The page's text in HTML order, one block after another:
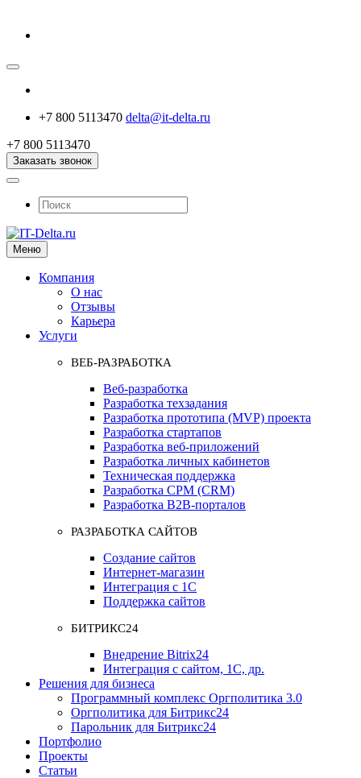
+7 800 5113470 delta@it-delta.ru
+7 800 5113470
Заказать звонок
Меню
Компания
О нас
Отзывы
Карьера
Услуги
ВЕБ-РАЗРАБОТКА
Веб-разработка
Разработка техзадания
Разработка прототипа (MVP) проекта
Разработка стартапов
Разработка веб-приложений
Разработка личных кабинетов
Техническая поддержка
Разработка СРМ (CRM)
Разработка B2B-порталов
РАЗРАБОТКА САЙТОВ
Создание сайтов
Интернет-магазин
Интеграция с 1С
Поддержка сайтов
БИТРИКС24
Внедрение Bitrix24
Интеграция с сайтом, 1С, др.
Решения для бизнеса
Программный комплекс Оргполитика 3.0
Оргполитика для Битрикс24
Парольник для Битрикс24
Портфолио
Проекты
Статьи